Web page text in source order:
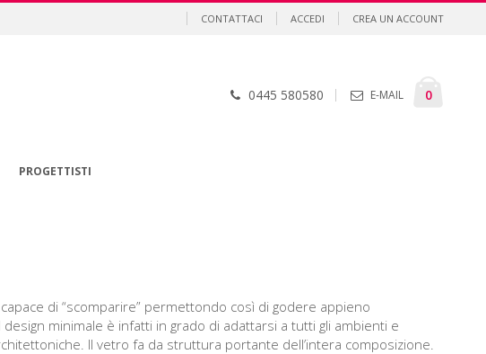
CONTATTACI ACCEDI CREA UN ACCOUNT
0elementi
0445 580580 E-MAIL
PROGETTISTI
di “scomparire” permettondo così di godere appieno
minimale è infatti in grado di adattarsi a tutti gli ambienti e
Il vetro fa da struttura portante dell’intera composizione.